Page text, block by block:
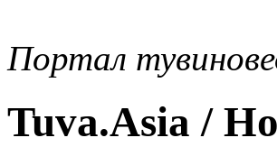
Портал
Tuva.Asia /